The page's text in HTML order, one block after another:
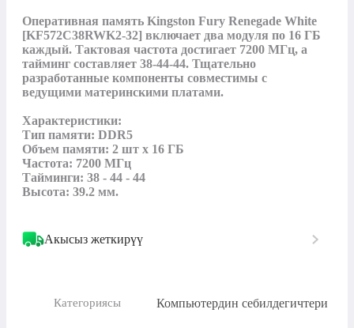
Оперативная память Kingston Fury Renegade White
[KF572C38RWK2-32] включает два модуля по 16 ГБ
каждый. Тактовая частота достигает 7200 МГц, а
тайминг составляет 38-44-44. Тщательно
разработанные компоненты совместимы с
ведущими материнскими платами.
Характеристики:
Тип памяти: DDR5
Объем памяти: 2 шт х 16 ГБ
Частота: 7200 МГц
Тайминги: 38 - 44 - 44
Высота: 39.2 мм.
Акысыз жеткирүү
Категориясы Компьютердин себилдегичтери